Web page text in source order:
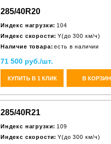
285/40R20
Индекс нагрузки: 104
Индекс скорости: Y(до 300 км/ч)
Наличие товара: есть в наличии
71 500 руб./шт.
КУПИТЬ В 1 КЛИК В
285/40R21
Индекс нагрузки: 109
Индекс скорости: Y(до 300 км/ч)